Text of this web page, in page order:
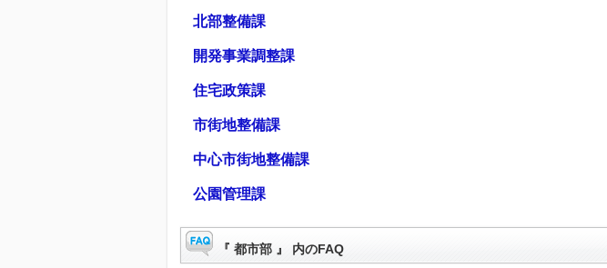
北部整備課
開発事業調整課
住宅政策課
市街地整備課
中心市街地整備課
公園管理課
『 都市部 』 内のFAQ